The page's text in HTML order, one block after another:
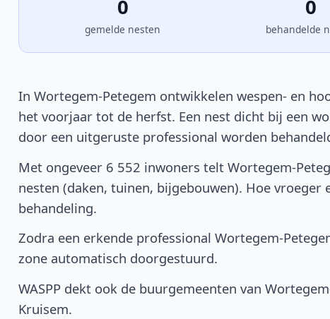
0
gemelde nesten
0
behandelde
In Wortegem-Petegem ontwikkelen wespen- en
het voorjaar tot de herfst. Een nest dicht bij een
door een uitgeruste professional worden
Met ongeveer 6 552 inwoners telt Wortegem-
nesten (daken, tuinen, bijgebouwen). Hoe
behandeling.
Zodra een erkende professional Wortegem-
zone automatisch doorgestuurd.
WASPP dekt ook de buurgemeenten van
Kruisem.